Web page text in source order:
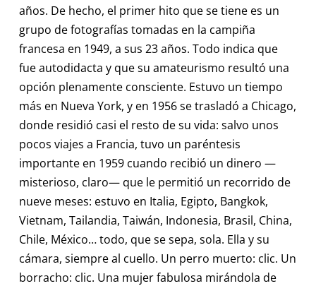
años. De hecho, el primer hito que se tiene es un
grupo de fotografías tomadas en la campiña
francesa en 1949, a sus 23 años. Todo indica que
fue autodidacta y que su amateurismo resultó una
opción plenamente consciente. Estuvo un tiempo
más en Nueva York, y en 1956 se trasladó a Chicago,
donde residió casi el resto de su vida: salvo unos
pocos viajes a Francia, tuvo un paréntesis
importante en 1959 cuando recibió un dinero —
misterioso, claro— que le permitió un recorrido de
nueve meses: estuvo en Italia, Egipto, Bangkok,
Vietnam, Tailandia, Taiwán, Indonesia, Brasil, China,
Chile, México… todo, que se sepa, sola. Ella y su
cámara, siempre al cuello. Un perro muerto: clic. Un
borracho: clic. Una mujer fabulosa mirándola de